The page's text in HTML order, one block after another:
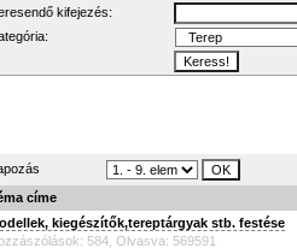
kifejezés:
címe
kiegészítők,tereptárgyak stb. festése
584, Olvasva: 569591